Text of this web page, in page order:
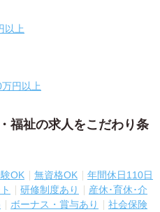
以上
円以上
福祉の求人をこだわり条
OK 無資格OK
年間休日110日
研修制度あり
産休･育休･介
ボーナス・賞与あり
社会保険